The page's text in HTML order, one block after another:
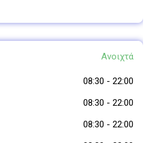
Ανοιχτά
08:30 - 22:00
08:30 - 22:00
08:30 - 22:00